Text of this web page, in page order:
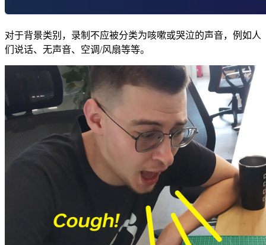
对于背景类别，录制不应被分类为咳嗽或哭泣的声音，例如人
们说话、无声音、空调/风扇等等。